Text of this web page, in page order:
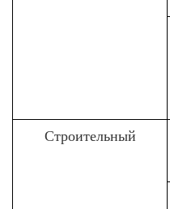
Строительный